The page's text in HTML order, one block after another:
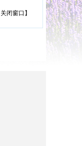
关闭窗口 】